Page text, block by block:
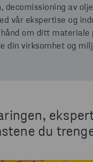
decomissioning av
vår ekspertise og
om ditt materiale
din virksomhet og
du